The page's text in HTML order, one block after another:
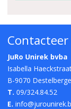
Contacteer
JuRo Unirek bvba
Isabella
B-9070
T. 09/324.84.52
E.